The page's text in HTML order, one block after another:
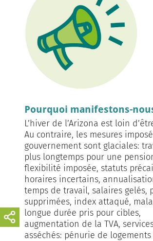
Pourquoi manifestons-
L’hiver de l’Arizona est loin
Au contraire, les mesures
gouvernement sont glaciales:
plus longtemps pour une
flexibilité imposée, statuts
horaires incertains,
temps de travail, salaires gelés,
supprimées, index attaqué,
longue durée pris pour cibles,
augmentation de la TVA,
asséchés: pénurie de